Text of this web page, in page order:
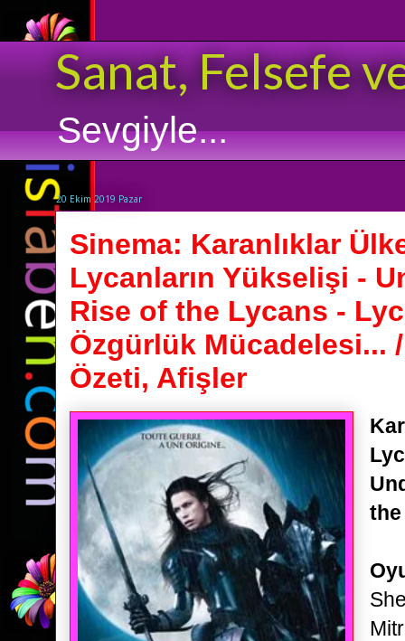
Sanat, Felsefe
Sevgiyle...
20 Ekim 2019 Pazar
Sinema: Karanlıklar
Lycanların Yükselişi -
Rise of the Lycans -
Özgürlük Mücadelesi...
Özeti, Afişler